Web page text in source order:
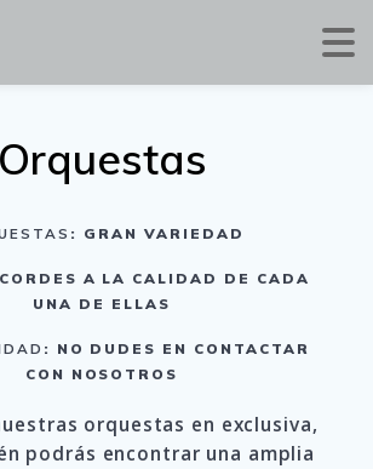
Orquestas
: GRAN VARIEDAD
A LA CALIDAD DE CADA
UNA DE ELLAS
: NO DUDES EN CONTACTAR
CON NOSOTROS
orquestas en exclusiva,
podrás encontrar una amplia